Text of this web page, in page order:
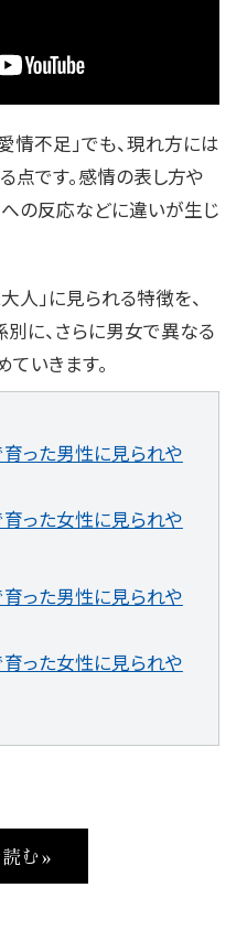
情不足」でも、現れ方には
点です。感情の表し方や
の反応などに違いが生じ
人」に見られる特徴を、
に、さらに男女で異なる
いきます。
った男性に見られや
った女性に見られや
った男性に見られや
った女性に見られや
む »